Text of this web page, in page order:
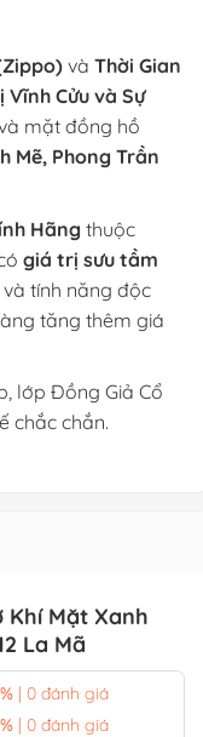
và Thời Gian
Vĩnh Cửu và Sự
mặt đồng hồ
Mẽ, Phong Trần
Hãng thuộc
giá trị sưu tầm
tính năng độc
tăng thêm giá
lớp Đồng Giả Cổ
chắc chắn.
Khí Mặt Xanh
La Mã
| 0 đánh giá
| 0 đánh giá